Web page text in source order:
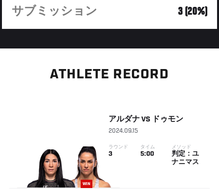
サブミッション
3 (20%)
ATHLETE RECORD
WIN
アルダナ VS ドゥモン
2024.09.15
ラウンド
3
タイム
5:00
メソッド
判定：ユ
ナニマス